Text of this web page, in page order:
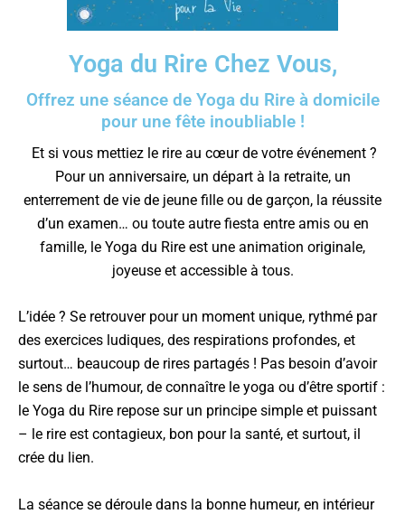
Yoga du Rire Chez Vous,
Offrez une séance de Yoga du Rire à domicile
pour une fête inoubliable !
Et si vous mettiez le rire au cœur de votre événement ?
Pour un anniversaire, un départ à la retraite, un
enterrement de vie de jeune fille ou de garçon, la réussite
d’un examen… ou toute autre fiesta entre amis ou en
famille, le Yoga du Rire est une animation originale,
joyeuse et accessible à tous.
L’idée ? Se retrouver pour un moment unique, rythmé par
des exercices ludiques, des respirations profondes, et
surtout… beaucoup de rires partagés ! Pas besoin d’avoir
le sens de l’humour, de connaître le yoga ou d’être sportif :
le Yoga du Rire repose sur un principe simple et puissant
– le rire est contagieux, bon pour la santé, et surtout, il
crée du lien.
La séance se déroule dans la bonne humeur, en intérieur